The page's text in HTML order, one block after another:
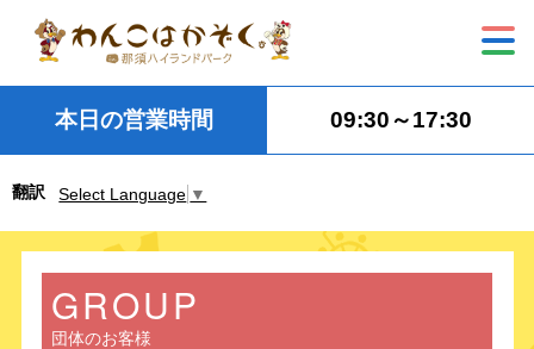
本日の営業時間 09:30～17:30
翻訳 Select Language ▼
GROUP
団体のお客様